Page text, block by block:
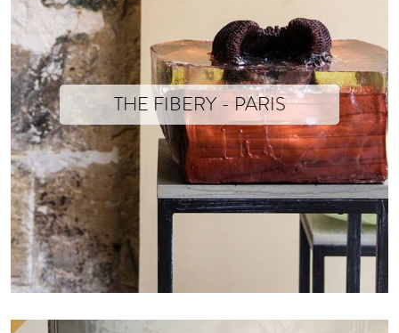
THE FIBERY - PARIS
10 Septembre - 19 Octobre 2019
Le vêtement pensé en tant qu’œuvre d’art devient suggestion,